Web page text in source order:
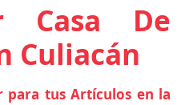
Casa De
Culiacán
para tus Artículos en la